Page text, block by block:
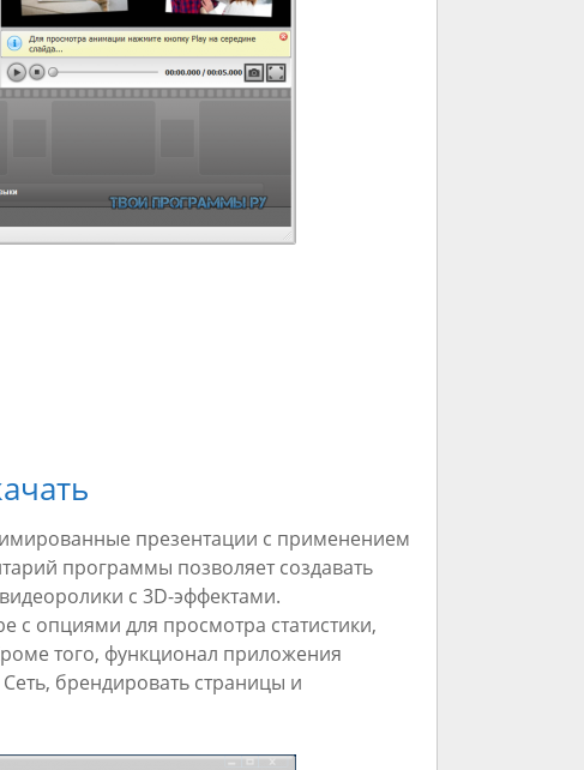
презентации с применением
программы позволяет создавать
с 3D-эффектами.
с опциями для просмотра статистики,
того, функционал приложения
брендировать страницы и